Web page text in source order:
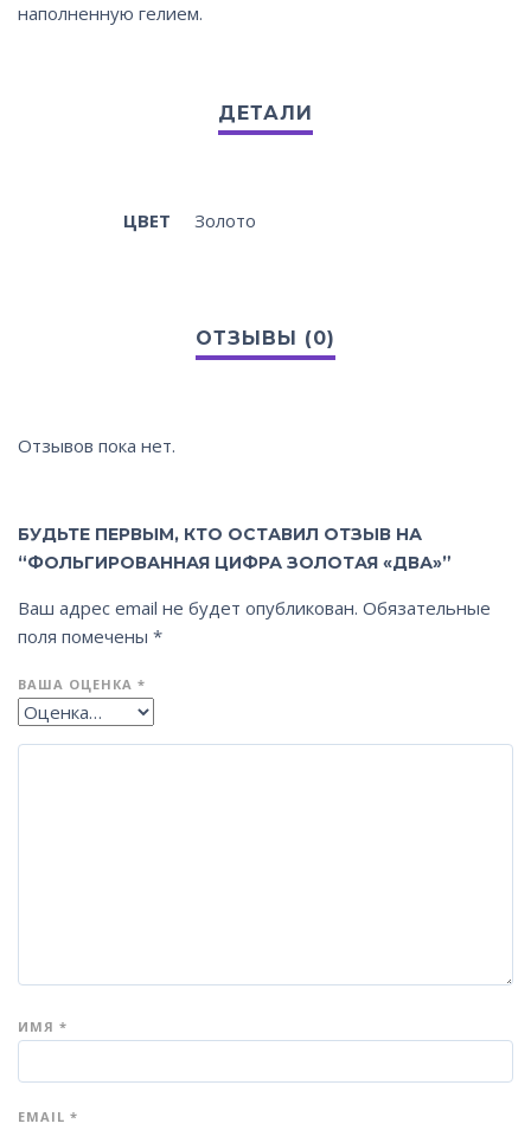
наполненную гелием.
ЦВЕТ Золото
Отзывов пока нет.
БУДЬТЕ ПЕРВЫМ, КТО ОСТАВИЛ ОТЗЫВ НА
“ФОЛЬГИРОВАННАЯ ЦИФРА ЗОЛОТАЯ «ДВА»”
Ваш адрес email не будет опубликован. Обязательные
поля помечены *
ВАША ОЦЕНКА *
ИМЯ *
EMAIL *